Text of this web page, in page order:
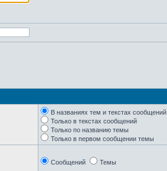
В названиях тем и текстах сообщений
Только в текстах сообщений
Только по названию темы
Только в первом сообщении темы
Сообщений Темы